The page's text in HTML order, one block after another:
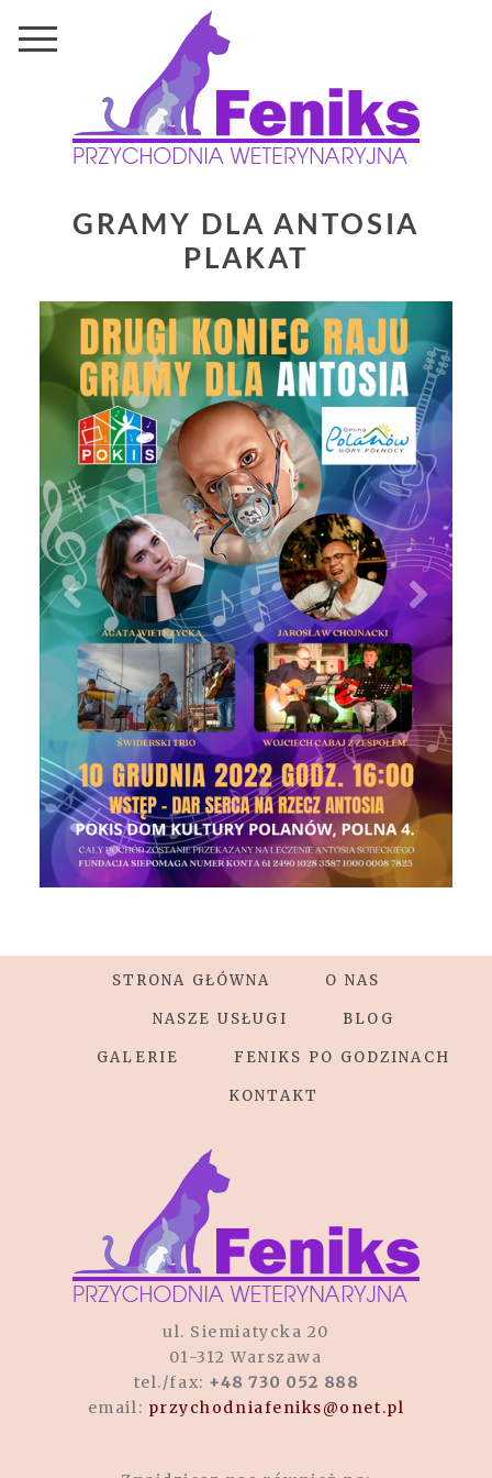
GRAMY DLA ANTOSIA
PLAKAT
STRONA GŁÓWNA O NAS
NASZE USŁUGI BLOG
GALERIE FENIKS PO GODZINACH
KONTAKT
ul. Siemiatycka 20
01-312 Warszawa
tel./fax: +48 730 052 888
email: przychodniafeniks@onet.pl